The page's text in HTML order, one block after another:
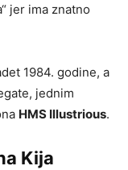
jer ima znatno
1984. godine, a
jednim
HMS Illustrious.
Kija